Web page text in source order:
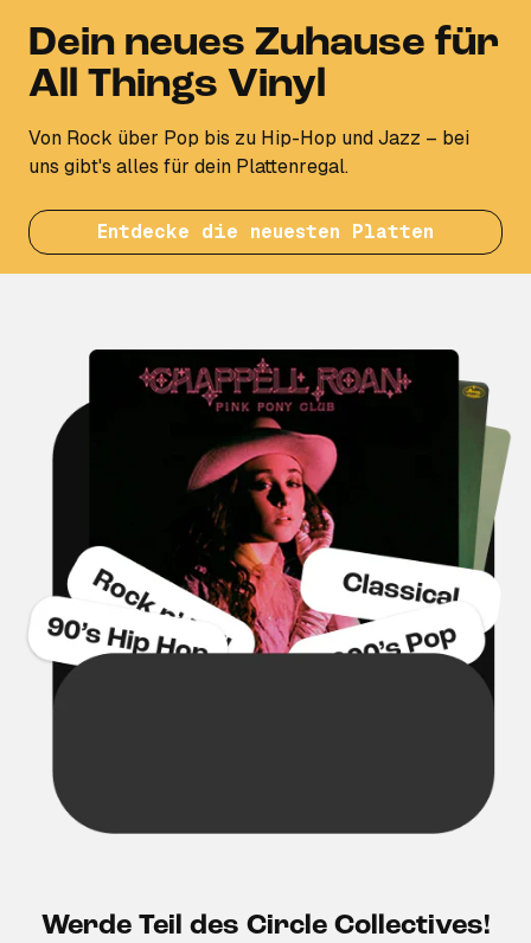
Dein neues Zuhause für
All Things Vinyl
Von Rock über Pop bis zu Hip-Hop und Jazz – bei
uns gibt's alles für dein Plattenregal.
Entdecke die neuesten Platten
Werde Teil des Circle Collectives!